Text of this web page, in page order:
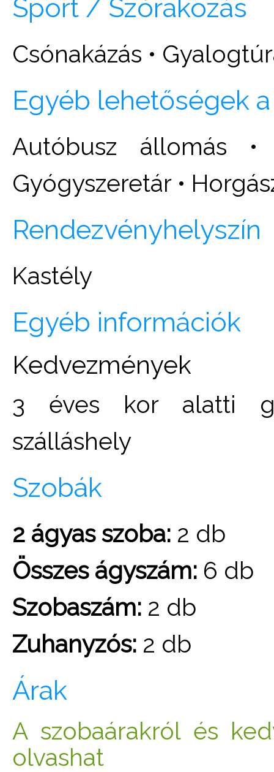
Sport / Szórakozás
Csónakázás •
Egyéb lehetőségek
Autóbusz állomás
Gyógyszeretár •
Rendezvényhelyszín
Kastély
Egyéb információk
Kedvezmények
3 éves kor alatti
szálláshely
Szobák
2 ágyas szoba: 2 db
Összes ágyszám: 6 db
Szobaszám: 2 db
Zuhanyzós: 2 db
Árak
A szobaárakról és
olvashat